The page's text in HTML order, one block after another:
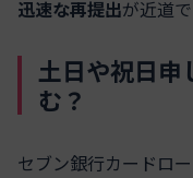
迅速な再提出が近道で
土日や祝日申
む？
セブン銀行カードロ